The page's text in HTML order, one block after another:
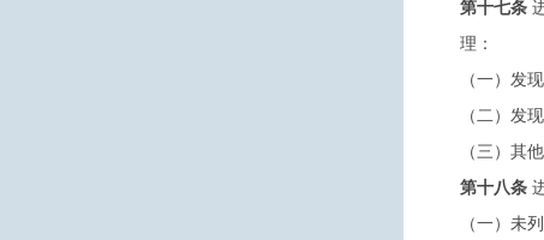
第十七条
理：
（一）发
（二）发
（三）其
第十八条
（一）未